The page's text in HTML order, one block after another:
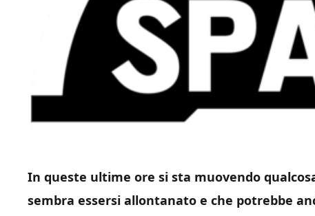
In queste ultime ore si sta muovendo
sembra essersi allontanato e che potrebbe